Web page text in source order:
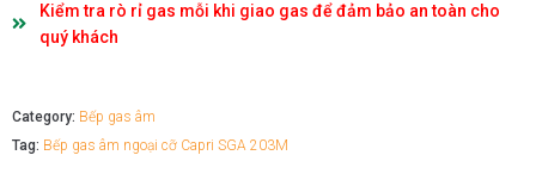
Kiểm tra rò rỉ gas mỗi khi giao gas để đảm bảo an toàn cho
quý khách
Category: Bếp gas âm
Tag: Bếp gas âm ngoại cỡ Capri SGA 203M